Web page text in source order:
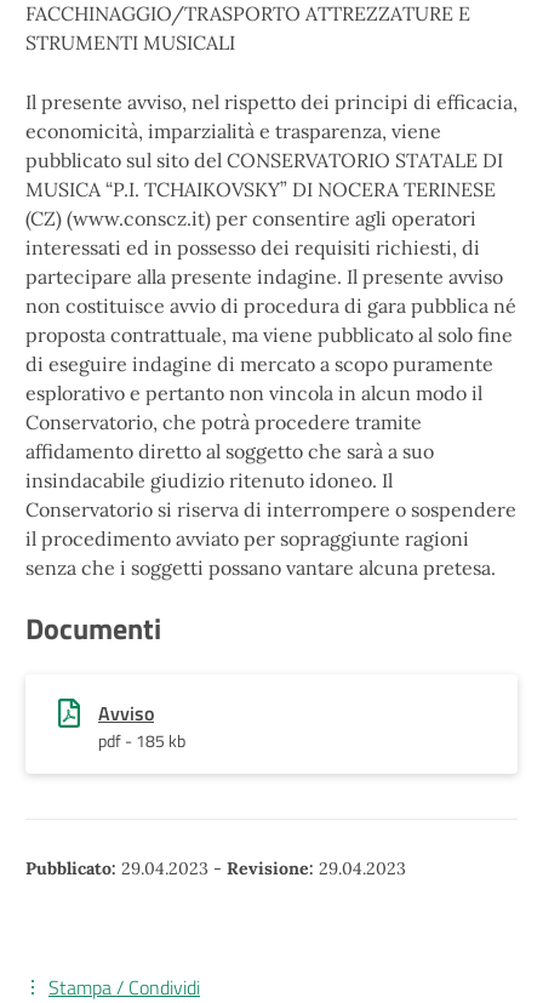
FACCHINAGGIO/TRASPORTO ATTREZZATURE E
STRUMENTI MUSICALI
Il presente avviso, nel rispetto dei principi di efficacia,
economicità, imparzialità e trasparenza, viene
pubblicato sul sito del CONSERVATORIO STATALE DI
MUSICA “P.I. TCHAIKOVSKY” DI NOCERA TERINESE
(CZ) (www.conscz.it) per consentire agli operatori
interessati ed in possesso dei requisiti richiesti, di
partecipare alla presente indagine. Il presente avviso
non costituisce avvio di procedura di gara pubblica né
proposta contrattuale, ma viene pubblicato al solo fine
di eseguire indagine di mercato a scopo puramente
esplorativo e pertanto non vincola in alcun modo il
Conservatorio, che potrà procedere tramite
affidamento diretto al soggetto che sarà a suo
insindacabile giudizio ritenuto idoneo. Il
Conservatorio si riserva di interrompere o sospendere
il procedimento avviato per sopraggiunte ragioni
senza che i soggetti possano vantare alcuna pretesa.
Documenti
Avviso
pdf - 185 kb
Pubblicato: 29.04.2023 - Revisione: 29.04.2023
Stampa / Condividi